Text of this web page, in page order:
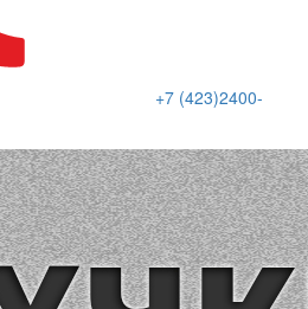
+7 (423)2400-